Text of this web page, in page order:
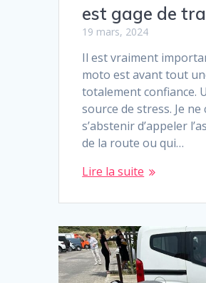
est gage de
19 mars, 2024
Il est vraiment
moto est avant tout
totalement confiance.
source de stress. Je
s’abstenir d’appeler
de la route ou qui…
Lire la suite